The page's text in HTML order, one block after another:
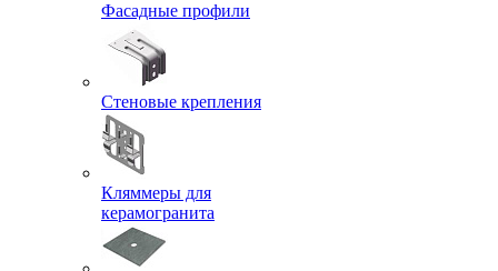
Фасадные профили
Стеновые крепления
Кляммеры для
керамогранита